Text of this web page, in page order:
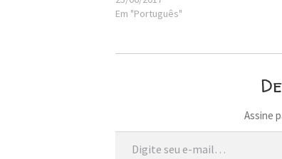
Em "Português"
Assine
Digite seu e-mail…